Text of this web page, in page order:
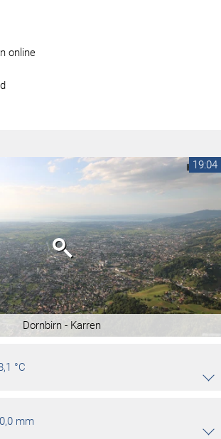
online
19:04
Dornbirn - Karren
°C Akkordeon auf-/zuklappen
Tag min.
0,0 mm Akkordeon auf-/zuklappen